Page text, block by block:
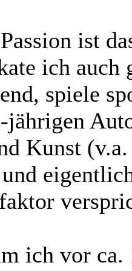
ist
ich
spiele
jährigen
Kunst
ich vor ca.